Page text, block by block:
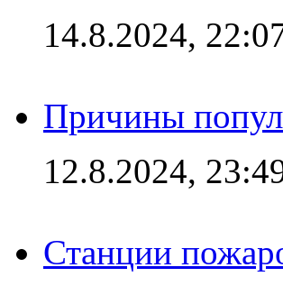
14.8.2024,
Причины
12.8.2024,
Станции